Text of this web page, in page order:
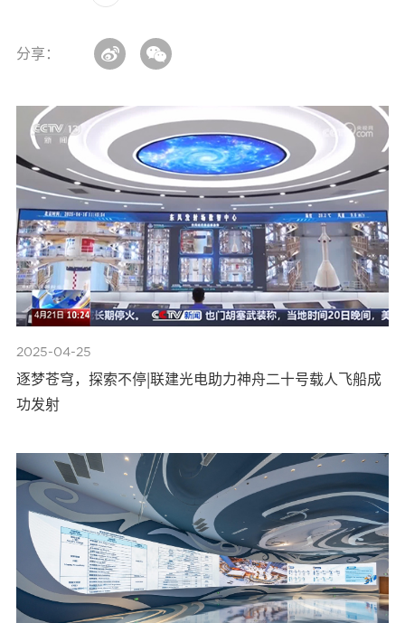
分享：
2025-04-25
逐梦苍穹，探索不停|联建光电助力神舟二十号载人飞船成
功发射